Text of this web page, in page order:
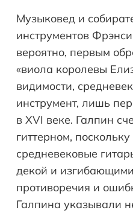
Музыковед и
инструментов
вероятно, первым
«виола королевы
видимости,
инструмент, лишь
в XVI веке. Галпин
гиттерном,
средневековые
декой и
противоречия и
Галпина указывали